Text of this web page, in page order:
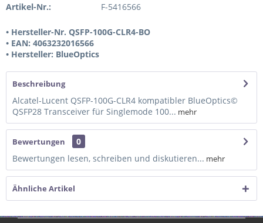
Artikel-Nr.: F-5416566
• Hersteller-Nr. QSFP-100G-CLR4-BO
• EAN: 4063232016566
• Hersteller: BlueOptics
Beschreibung
Alcatel-Lucent QSFP-100G-CLR4 kompatibler BlueOptics©
QSFP28 Transceiver für Singlemode 100... mehr
Bewertungen
0
Bewertungen lesen, schreiben und diskutieren... mehr
Ähnliche Artikel